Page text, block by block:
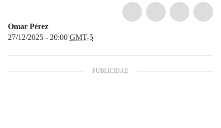
Omar Pérez
27/12/2025 - 20:00 GMT-5